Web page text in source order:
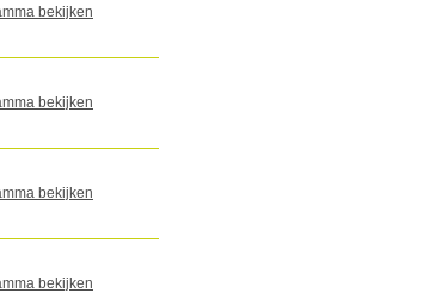
bekijken
bekijken
bekijken
bekijken